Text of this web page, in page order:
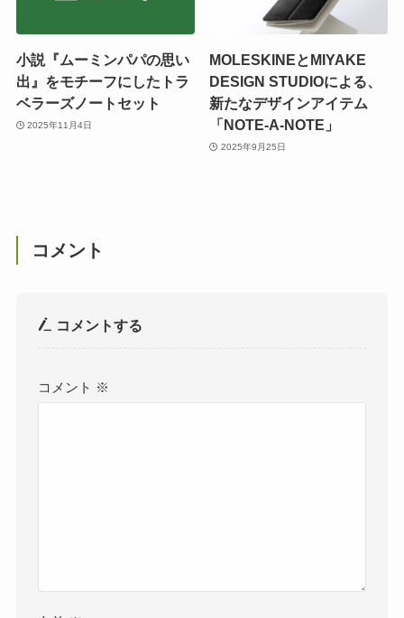
小説『ムーミンパパの思い
出』をモチーフにしたトラ
ベラーズノートセット
2025年11月4日
MOLESKINEとMIYAKE
DESIGN STUDIOによる、
新たなデザインアイテム
「NOTE-A-NOTE」
2025年9月25日
コメント
コメントする
コメント ※